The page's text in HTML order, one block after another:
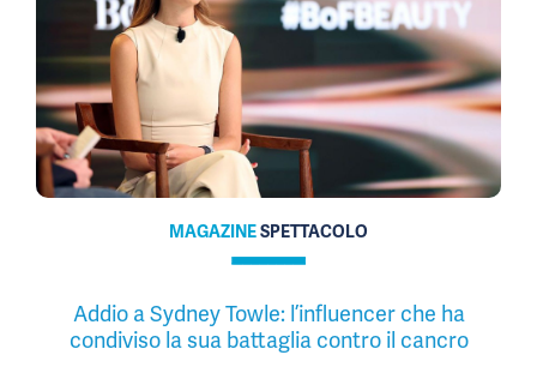
MAGAZINESPETTACOLO
Addio a Sydney Towle: l’influencer che ha
condiviso la sua battaglia contro il cancro